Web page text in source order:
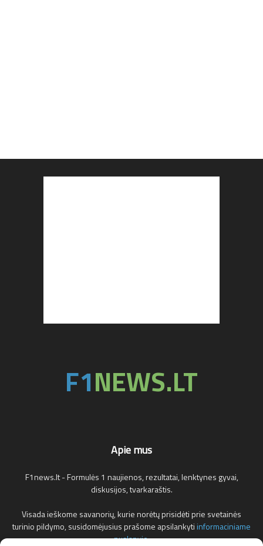
Apie mus
F1news.lt - Formulės 1 naujienos, rezultatai, lenktynes gyvai,
diskusijos, tvarkaraštis.
Visada ieškome savanorių, kurie norėtų prisidėti prie svetainės
turinio pildymo, susidomėjusius prašome apsilankytiinformaciniame
puslapyje.